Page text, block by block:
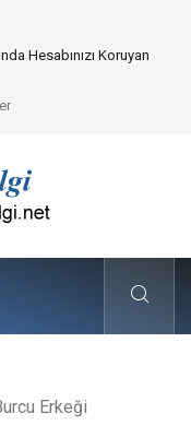
Hesabınızı Koruyan
Erkeği